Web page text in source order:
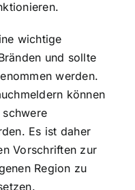
wichtige
und sollte
werden.
können
schwere
Es ist daher
Vorschriften zur
Region zu